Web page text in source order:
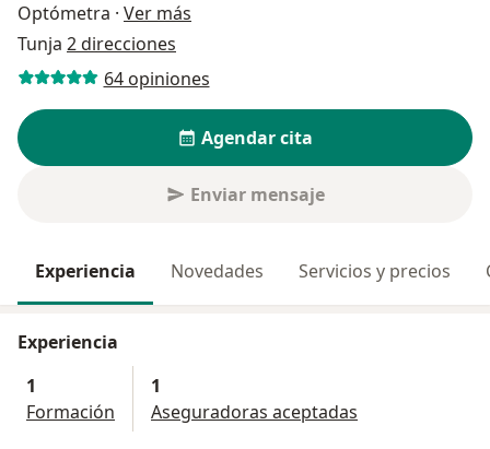
Optómetra · Ver más
Tunja 2 direcciones
64 opiniones
Agendar cita
Enviar mensaje
Experiencia Novedades Servicios y precios
Experiencia
1
Formación
1
Aseguradoras aceptadas